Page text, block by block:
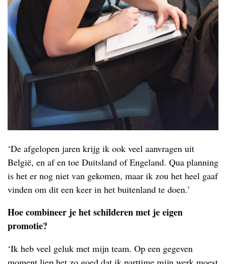
‘De afgelopen jaren krijg ik ook veel aanvragen uit
België, en af en toe Duitsland of Engeland. Qua planning
is het er nog niet van gekomen, maar ik zou het heel gaaf
vinden om dit een keer in het buitenland te doen.’
Hoe combineer je het schilderen met je eigen
promotie?
‘Ik heb veel geluk met mijn team. Op een gegeven